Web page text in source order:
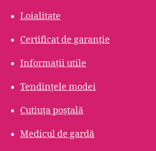
Loialitate
Certificat de garanție
Informații utile
Tendințele modei
Cutiuța poștală
Medicul de gardă